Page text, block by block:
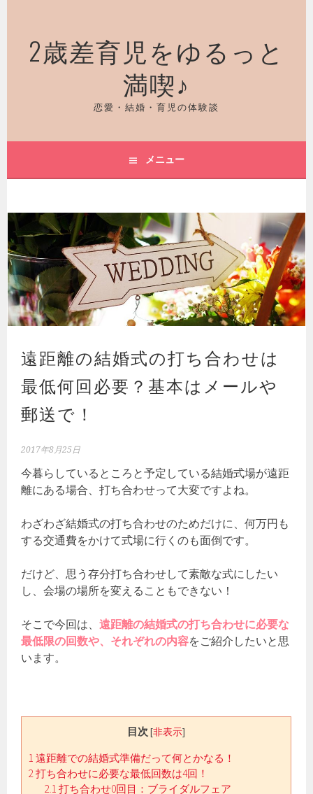
ッ
2歳差育児をゆるっと
満喫♪
恋愛・結婚・育児の体験談
メニュー
遠距離の結婚式の打ち合わせは
最低何回必要？基本はメールや
郵送で！
2017年8月25日
今暮らしているところと予定している結婚式場が遠距
離にある場合、打ち合わせって大変ですよね。
わざわざ結婚式の打ち合わせのためだけに、何万円も
する交通費をかけて式場に行くのも面倒です。
だけど、思う存分打ち合わせして素敵な式にしたい
し、会場の場所を変えることもできない！
そこで今回は、遠距離の結婚式の打ち合わせに必要な
最低限の回数や、それぞれの内容をご紹介したいと思
います。
目次 [非表示]
1 遠距離での結婚式準備だって何とかなる！
2 打ち合わせに必要な最低回数は4回！
2.1 打ち合わせ0回目：ブライダルフェア